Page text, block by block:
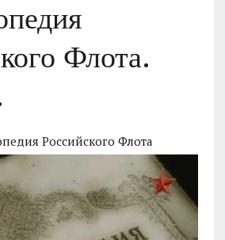
Флота.
Российского Флота